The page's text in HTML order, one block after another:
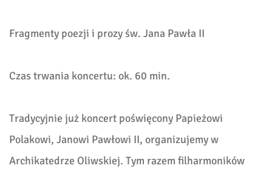
Fragmenty poezji i prozy św. Jana Pawła II
Czas trwania koncertu: ok. 60 min.
Tradycyjnie już koncert poświęcony Papieżowi
Polakowi, Janowi Pawłowi II, organizujemy w
Archikatedrze Oliwskiej. Tym razem filharmoników